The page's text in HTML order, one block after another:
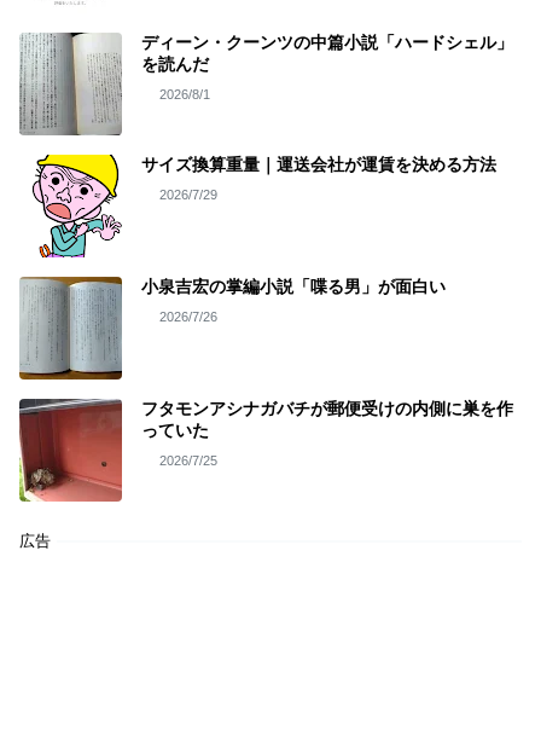
ディーン・クーンツの中篇小説「ハードシェル」
を読んだ
2026/8/1
サイズ換算重量｜運送会社が運賃を決める方法
2026/7/29
小泉吉宏の掌編小説「喋る男」が面白い
2026/7/26
フタモンアシナガバチが郵便受けの内側に巣を作
っていた
2026/7/25
広告